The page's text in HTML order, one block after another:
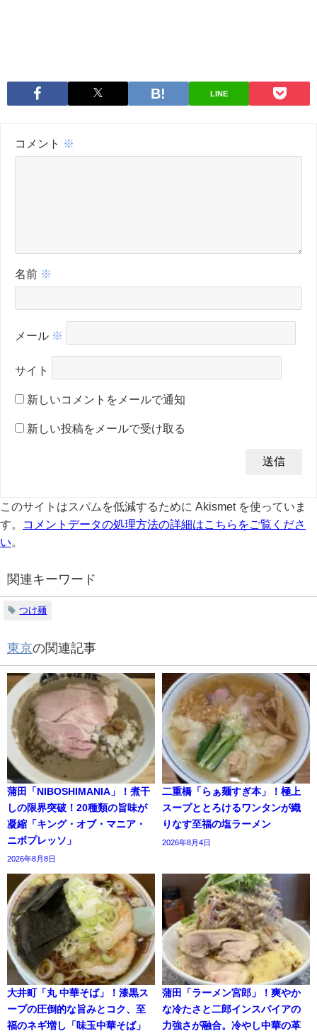
LINE
コメント ※
名前 ※
メール ※
サイト
新しいコメントをメールで通知
新しい投稿をメールで受け取る
このサイトはスパムを低減するために Akismet を使っていま
す。
コメントデータの処理方法の詳細はこちらをご覧くださ
い
関連キーワード
つけ麺
東京の関連記事
蒲田「NIBOSHIMANIA」！煮干
しの限界突破！20種類の旨味が
凝縮「キング・オブ・マニア・
ニボプレッソ」
2026年8月8日
二重橋「らぁ麺すぎ本」！極上
スープととろけるワンタンが織
りなす至福の塩ラーメン
2026年8月4日
大井町「丸 中華そば」！漆黒ス
ープの圧倒的な旨みとコク、至
福のネギ増し「味玉中華そば」
蒲田「ラーメン宮郎」！爽やか
な冷たさと二郎インスパイアの
力強さが融合。冷やし中華の革